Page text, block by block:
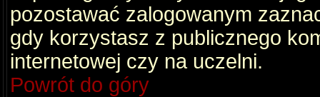
pozostawać zalogowanym
gdy korzystasz z publicznego
internetowej czy na uczelni.
Powrót do góry